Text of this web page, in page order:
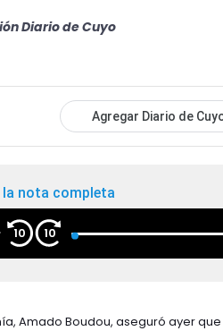
Diario de Cuyo
Agregar Diario de
la nota completa
10 10
Amado Boudou, aseguró ayer